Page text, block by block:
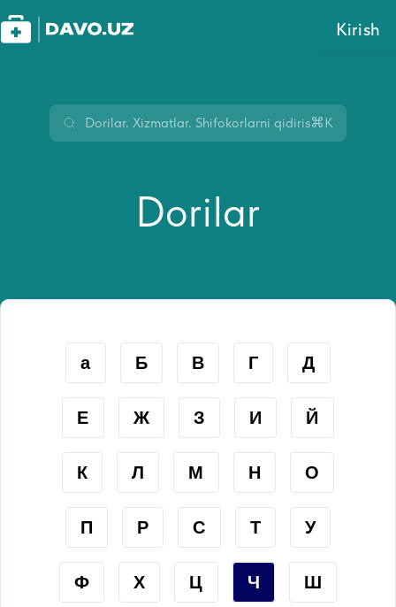
Kirish
⌘K
Dorilar
а Б В Г Д
Е Ж З И Й
К Л М Н О
П Р С Т У
Ф Х Ц Ч Ш